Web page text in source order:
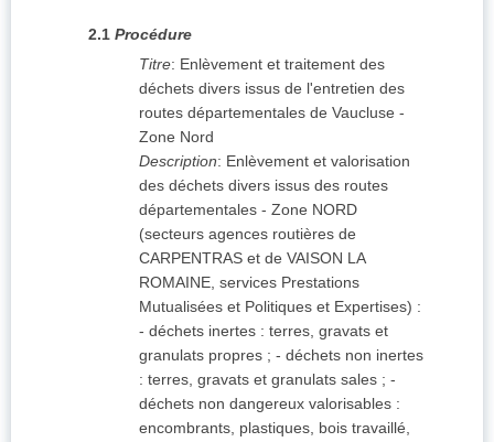
2.1 Procédure
Titre: Enlèvement et traitement des
déchets divers issus de l'entretien des
routes départementales de Vaucluse -
Zone Nord
Description: Enlèvement et valorisation
des déchets divers issus des routes
départementales - Zone NORD
(secteurs agences routières de
CARPENTRAS et de VAISON LA
ROMAINE, services Prestations
Mutualisées et Politiques et Expertises) :
- déchets inertes : terres, gravats et
granulats propres ; - déchets non inertes
: terres, gravats et granulats sales ; -
déchets non dangereux valorisables :
encombrants, plastiques, bois travaillé,